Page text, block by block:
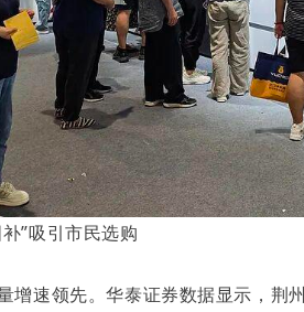
”吸引市民选购
增速领先。华泰证券数据显示，荆